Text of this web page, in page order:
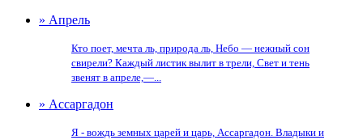
» Апрель
Кто поет, мечта ль, природа ль, Небо — нежный сон
свирели? Каждый листик вылит в трели, Свет и тень
звенят в апреле,—...
» Ассаргадон
Я - вождь земных царей и царь, Ассаргадон. Владыки и